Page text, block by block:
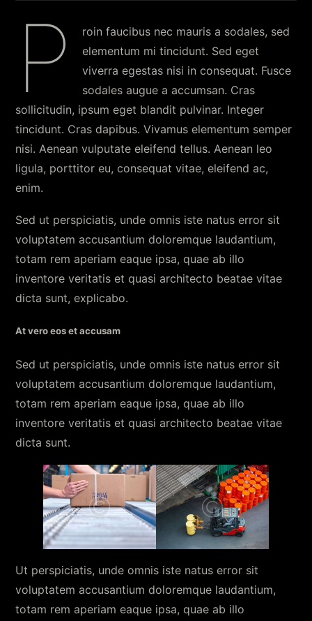
P
roin faucibus nec mauris a sodales, sed
elementum mi tincidunt. Sed eget
viverra egestas nisi in consequat. Fusce
sodales augue a accumsan. Cras
sollicitudin, ipsum eget blandit pulvinar. Integer
tincidunt. Cras dapibus. Vivamus elementum semper
nisi. Aenean vulputate eleifend tellus. Aenean leo
ligula, porttitor eu, consequat vitae, eleifend ac,
enim.
Sed ut perspiciatis, unde omnis iste natus error sit
voluptatem accusantium doloremque laudantium,
totam rem aperiam eaque ipsa, quae ab illo
inventore veritatis et quasi architecto beatae vitae
dicta sunt, explicabo.
At vero eos et accusam
Sed ut perspiciatis, unde omnis iste natus error sit
voluptatem accusantium doloremque laudantium,
totam rem aperiam eaque ipsa, quae ab illo
inventore veritatis et quasi architecto beatae vitae
dicta sunt.
Ut perspiciatis, unde omnis iste natus error sit
voluptatem accusantium doloremque laudantium,
totam rem aperiam eaque ipsa, quae ab illo